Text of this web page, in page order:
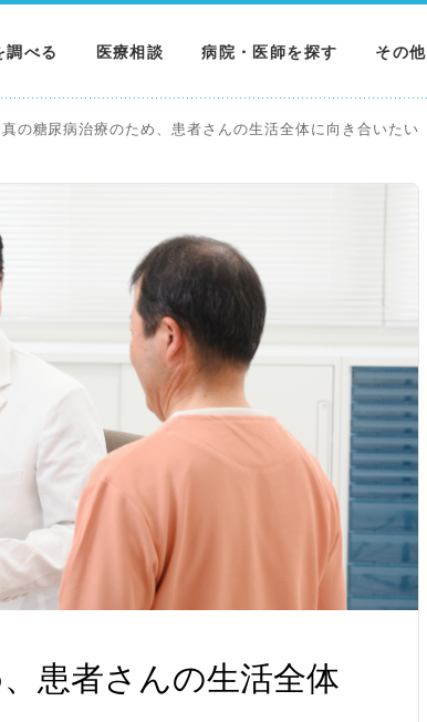
調べる 医療相談 病院・医師を探す その他
真の糖尿病治療のため、患者さんの生活全体に向き合いたい
患者さんの生活全体